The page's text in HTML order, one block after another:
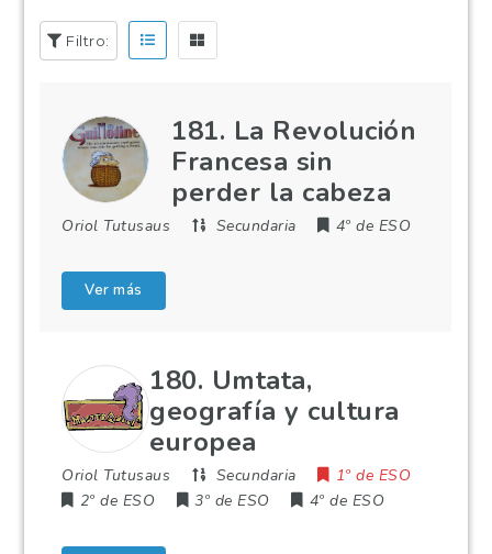
Filtro:
181. La Revolución
Francesa sin
perder la cabeza
Oriol Tutusaus Secundaria 4º de ESO
Ver más
180. Umtata,
geografía y cultura
europea
Oriol Tutusaus Secundaria
1º de ESO
2º de ESO
3º de ESO 4º de ESO